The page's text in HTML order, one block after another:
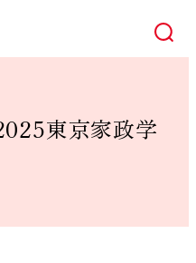
検索
東京家政学